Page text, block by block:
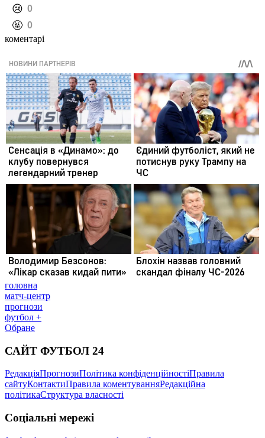
️😢 0
️🤬 0
коментарі
головна
матч-центр
прогнози
футбол +
Обране
САЙТ ФУТБОЛ 24
РедакціяПрогнозиПолітика конфіденційностіПравила
сайтуКонтактиПравила коментуванняРедакційна
політикаСтруктура власності
Соціальні мережі